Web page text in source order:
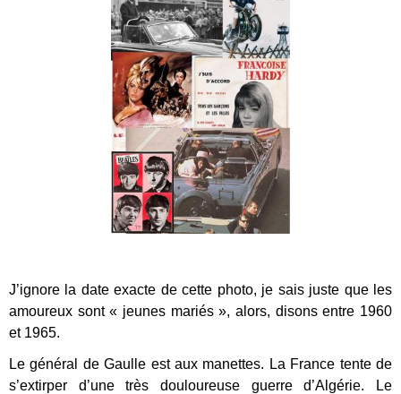
J’ignore la date exacte de cette photo, je sais juste que les
amoureux sont « jeunes mariés », alors, disons entre 1960
et 1965.
Le général de Gaulle est aux manettes. La France tente de
s’extirper d’une très douloureuse guerre d’Algérie. Le